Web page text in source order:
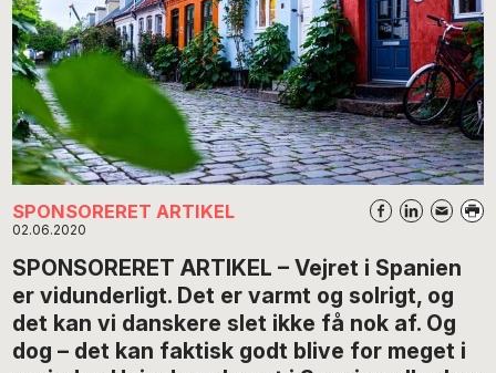
SPONSORERET ARTIKEL
02.06.2020
SPONSORERET ARTIKEL – Vejret i Spanien
er vidunderligt. Det er varmt og solrigt, og
det kan vi danskere slet ikke få nok af. Og
dog – det kan faktisk godt blive for meget i